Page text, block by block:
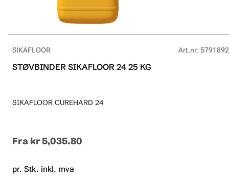
SIKAFLOOR Art.nr:
STØVBINDER SIKAFLOOR 24 25 KG
SIKAFLOOR CUREHARD 24
Fra kr 5,035.80
pr. Stk. inkl. mva